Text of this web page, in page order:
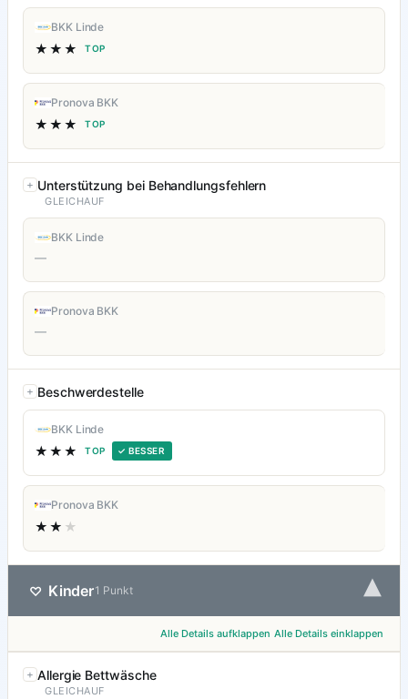
BKK Linde
★★★ TOP
Pronova BKK
★★★ TOP
Unterstützung bei Behandlungsfehlern
GLEICHAUF
BKK Linde
—
Pronova BKK
—
Beschwerdestelle
BKK Linde
★★★ TOP ✓ BESSER
Pronova BKK
★★ ★
♡ Kinder1 Punkt ▾
Alle Details aufklappen Alle Details einklappen
Allergie Bettwäsche
GLEICHAUF